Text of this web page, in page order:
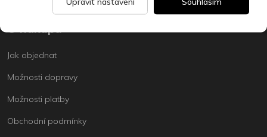
O nákupu
Jak objednat
Možnosti dopravy
Možnosti platby
Obchodní podmínky